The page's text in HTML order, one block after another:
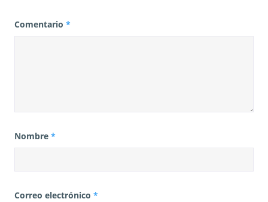
Comentario *
Nombre *
Correo electrónico *